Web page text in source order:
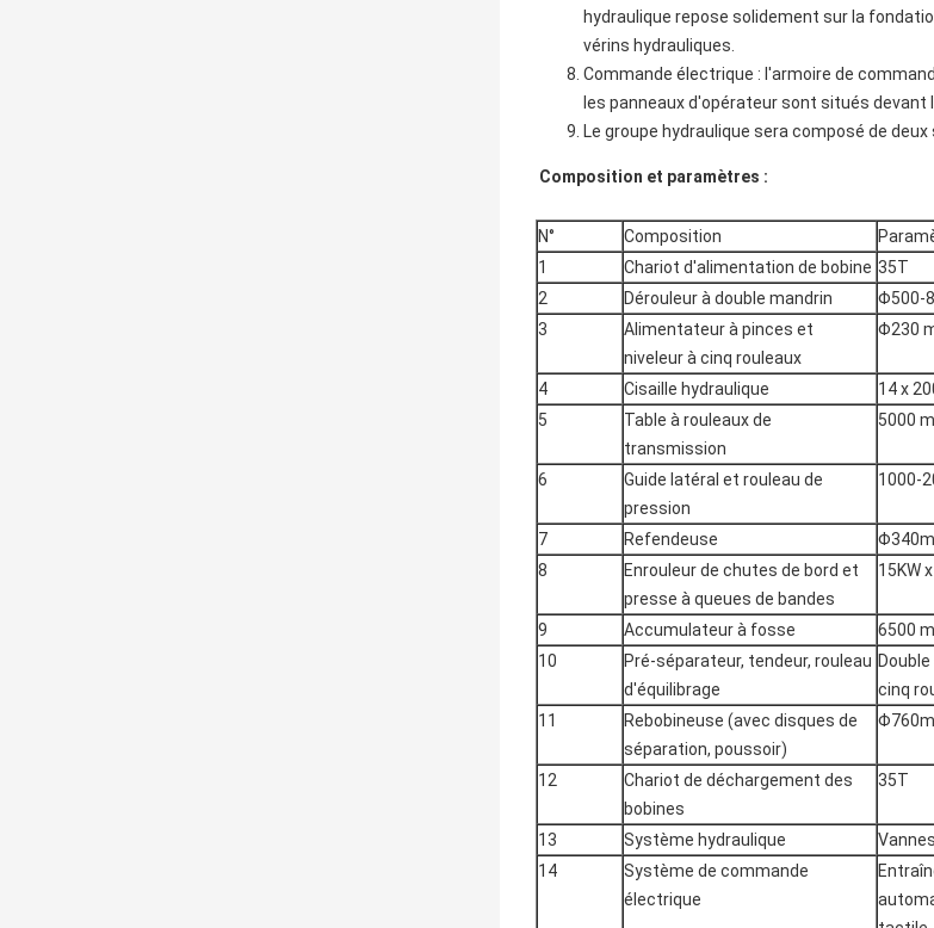
hydraulique repose solidement sur la
vérins hydrauliques.
Commande électrique : l'armoire de
les panneaux d'opérateur sont situés
Le groupe hydraulique sera composé de
Composition et paramètres :
N° Composition
1
Chariot d'alimentation de bobine 35T
2
Dérouleur à double mandrin
Φ500-
3
Alimentateur à pinces et
niveleur à cinq rouleaux
Φ230
4 Cisaille hydraulique
14 x
5
Table à rouleaux de
transmission
5000
6
Guide latéral et rouleau de
pression
1000-
7 Refendeuse
8
Enrouleur de chutes de bord et
presse à queues de bandes
15KW
9 Accumulateur à fosse
6500
10
Pré-séparateur, tendeur, rouleau
d'équilibrage
cinq
11
Rebobineuse (avec disques de
séparation, poussoir)
12
Chariot de déchargement des
bobines
35T
13 Système hydraulique
14
Système de commande
électrique